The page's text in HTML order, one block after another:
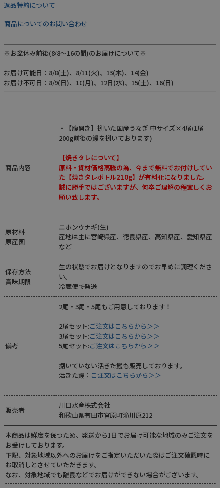
返品特約について
商品についてのお問い合わせ
※お盆休み前後(8/8～16の間)のお届けについて※
お届け可能日：8/8(土)、8/11(火)、13(木)、14(金)
お届け不可日：8/9(日)、10(月)、12日(水)、15(土)、16(日)
商品内容
・【腹開き】捌いた国産うなぎ 中サイズ×4尾(1尾
200g前後の鰻を捌いております)
【焼きタレについて】
原料・資材価格高騰の為、今まで無料でお付けしてい
た【焼きタレボトル210g】が有料化になりました。
誠に勝手ではございますが、何卒ご理解の程宜しくお
願い致します。
原材料
原産国
ニホンウナギ(生)
産地は主に宮崎県産、徳島県産、高知県産、愛知県産
など
保存方法
賞味期限
生の状態でお届けとなりますのでお早めに調理くださ
い。
冷蔵便で発送
備考
2尾・3尾・5尾もご用意しております！
2尾セット:ご注文はこちらから＞＞
3尾セット:ご注文はこちらから＞＞
5尾セット:ご注文はこちらから＞＞
捌いていない活きた鰻も販売しております。
活きた鰻： ご注文はこちらから＞＞
販売者
川口水産株式会社
和歌山県有田市宮原町滝川原212
本商品は鮮度を保つため、発送から1日でお届け可能な地域のみご注文を
お受けしております。
下記、対象地域以外へのお届けをご指定いただいた際はご注文確認時に
お取消しとさせていただきます。
なお、対象地域でも離島などでお届けができない場合がございます。
Instagram